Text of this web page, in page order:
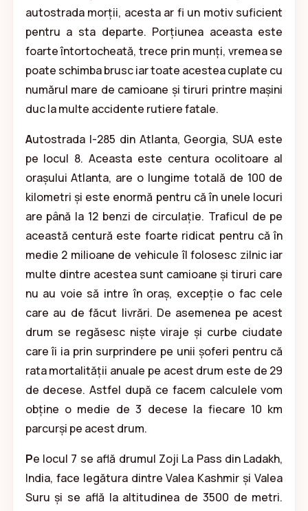
autostrada morții, acesta ar fi un motiv suficient
pentru a sta departe. Porțiunea aceasta este
foarte întortocheată, trece prin munți, vremea se
poate schimba brusc iar toate acestea cuplate cu
numărul mare de camioane și tiruri printre mașini
duc la multe accidente rutiere fatale.
Autostrada I-285 din Atlanta, Georgia, SUA este
pe locul 8. Aceasta este centura ocolitoare al
orașului Atlanta, are o lungime totală de 100 de
kilometri și este enormă pentru că în unele locuri
are până la 12 benzi de circulație. Traficul de pe
această centură este foarte ridicat pentru că în
medie 2 milioane de vehicule îl folosesc zilnic iar
multe dintre acestea sunt camioane și tiruri care
nu au voie să intre în oraș, excepție o fac cele
care au de făcut livrări. De asemenea pe acest
drum se regăsesc niște viraje și curbe ciudate
care îi ia prin surprindere pe unii șoferi pentru că
rata mortalității anuale pe acest drum este de 29
de decese. Astfel după ce facem calculele vom
obține o medie de 3 decese la fiecare 10 km
parcurși pe acest drum.
Pe locul 7 se află drumul Zoji La Pass din Ladakh,
India, face legătura dintre Valea Kashmir și Valea
Suru și se află la altitudinea de 3500 de metri.